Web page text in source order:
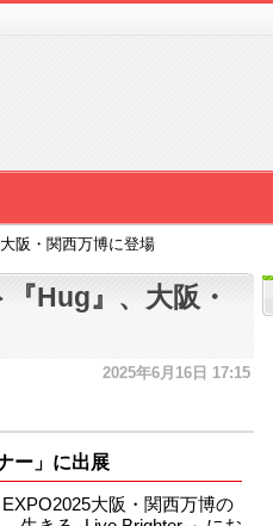
阪・関西万博に登場
Hug』、大阪・
2025年6月16日 17:15
ー」に出展
大阪・関西万博の